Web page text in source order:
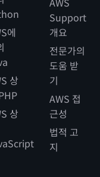
에
상
상
Support
개요
전문가의
도움 받
기
AWS 접
근성
법적 고
지